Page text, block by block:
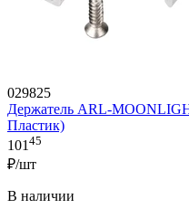
029825
Держатель ARL-
Пластик)
10145
₽/шт
В наличии